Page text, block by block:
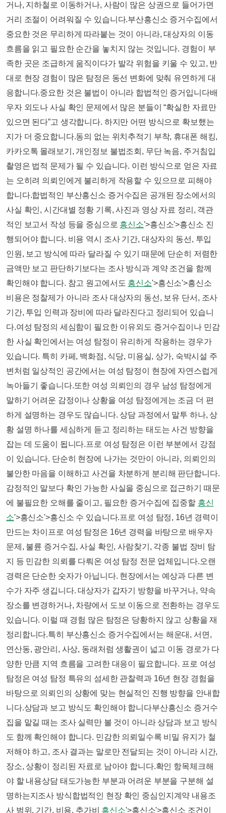
거나, 지하철로 이동하거나, 사람이 많은 상권으로 들어가면
거리 조절이 어려워질 수 있습니다.부산흥신소 증거수집에서
중요한 것은 무리하게 따라붙는 것이 아니라, 대상자의 이동
흐름을 읽고 필요한 순간을 놓치지 않는 것입니다. 경험이 부
족한 곳은 조급하게 움직이다가 발각 위험을 키울 수 있고, 반
대로 현장 경험이 많은 탐정은 동선 변화에 맞춰 유연하게 대
응합니다.​중요한 것은 불법이 아니라 합법적인 증거입니다배
우자 외도나 사실 확인 문제에서 많은 분들이 “확실한 자료만
있으면 된다”고 생각합니다. 하지만 어떤 방식으로 확보했는
지가 더 중요합니다.동의 없는 위치추적기 부착, 휴대폰 해킹,
카카오톡 몰래보기, 개인정보 불법조회, 무단 녹음, 주거침입
촬영은 법적 문제가 될 수 있습니다. 이런 방식으로 얻은 자료
는 오히려 의뢰인에게 불리하게 작용할 수 있으므로 피해야
합니다.합법적인 부산흥신소 증거수집은 공개된 장소에서의
사실 확인, 시간대별 정황 기록, 사진과 영상 자료 정리, 객관
적인 보고서 작성 등을 중심으로 흥신소'>흥신소'>흥신소 진
행되어야 합니다. 비용 역시 조사 기간, 대상자의 동선, 투입
인원, 보고 방식에 따라 달라질 수 있기 때문에 단순히 저렴한
금액만 보고 판단하기보다는 조사 방식과 계약 조건을 함께
확인해야 합니다. 참고 원고에서도 흥신소'>흥신소'>흥신소
비용은 정찰제가 아니라 조사 대상자의 동선, 보유 단서, 조사
기간, 투입 인력과 장비에 따라 달라진다고 정리되어 있습니
다.​여성 탐정의 세심함이 필요한 이유외도 증거수집이나 민감
한 사실 확인에서는 여성 탐정이 유리하게 작용하는 경우가
있습니다. 특히 카페, 백화점, 식당, 미용실, 상가, 숙박시설 주
변처럼 일상적인 공간에서는 여성 탐정이 현장에 자연스럽게
녹아들기 좋습니다.또한 여성 의뢰인의 경우 남성 탐정에게
말하기 어려운 감정이나 상황을 여성 탐정에게는 조금 더 편
하게 설명하는 경우도 많습니다. 상담 과정에서 말투 하나, 상
황 설명 하나를 세심하게 듣고 정리하는 태도는 사건 방향을
잡는 데 도움이 됩니다.프로 여성 탐정은 이런 부분에서 강점
이 있습니다. 단순히 현장에 나가는 것만이 아니라, 의뢰인의
불안한 마음을 이해하고 사건을 차분하게 분리해 판단합니다.
감정적인 말보다 확인 가능한 사실을 중심으로 접근하기 때문
에 불필요한 오해를 줄이고, 필요한 증거수집에 집중할 흥신
소'>흥신소'>흥신소 수 있습니다.​프로 여성 탐정, 16년 경력이
만드는 차이프로 여성 탐정은 16년 경력을 바탕으로 배우자
문제, 불륜 증거수집, 사실 확인, 사람찾기, 각종 불법 장비 탐
지 등 민감한 의뢰를 다뤄온 여성 탐정 전문 업체입니다.오랜
경력은 단순한 숫자가 아닙니다. 현장에서는 예상과 다른 변
수가 자주 생깁니다. 대상자가 갑자기 방향을 바꾸거나, 약속
장소를 변경하거나, 차량에서 도보 이동으로 전환하는 경우도
있습니다. 이럴 때 경험 많은 탐정은 당황하지 않고 상황을 재
정리합니다.특히 부산흥신소 증거수집에서는 해운대, 서면,
연산동, 광안리, 사상, 동래처럼 생활권이 넓고 이동 경로가 다
양한 만큼 지역 흐름을 고려한 대응이 필요합니다. 프로 여성
탐정은 여성 탐정 특유의 섬세한 관찰력과 16년 현장 경험을
바탕으로 의뢰인의 상황에 맞는 현실적인 진행 방향을 안내합
니다.​상담과 보고 방식도 확인해야 합니다부산흥신소 증거수
집을 맡길 때는 조사 실력만 볼 것이 아니라 상담과 보고 방식
도 함께 확인해야 합니다. 민감한 의뢰일수록 비밀 유지가 철
저해야 하고, 조사 결과는 말로만 전달되는 것이 아니라 시간,
장소, 상황이 정리된 자료로 남아야 합니다.확인 항목체크해
야 할 내용상담 태도가능한 부분과 어려운 부분을 구분해 설
명하는지조사 방식합법적인 현장 확인 중심인지계약 내용조
사 범위, 기간, 비용, 추가비 흥신소'>흥신소'>흥신소 조건이